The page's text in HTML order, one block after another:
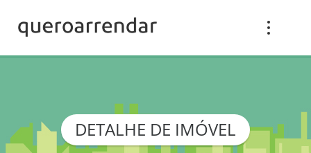
DETALHE DE IMÓVEL